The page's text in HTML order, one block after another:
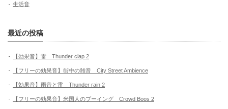
生活音
最近の投稿
【効果音】雷 Thunder clap 2
【フリーの効果音】街中の雑音 City Street Ambience
【効果音】雨音と雷 Thunder rain 2
【フリーの効果音】米国人のブーイング Crowd Boos 2